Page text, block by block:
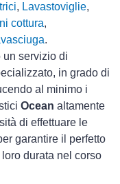
, Lavastoviglie,
cottura,
.
un servizio di
in grado di
al minimo i
Ocean altamente
di effettuare le
garantire il perfetto
durata nel corso